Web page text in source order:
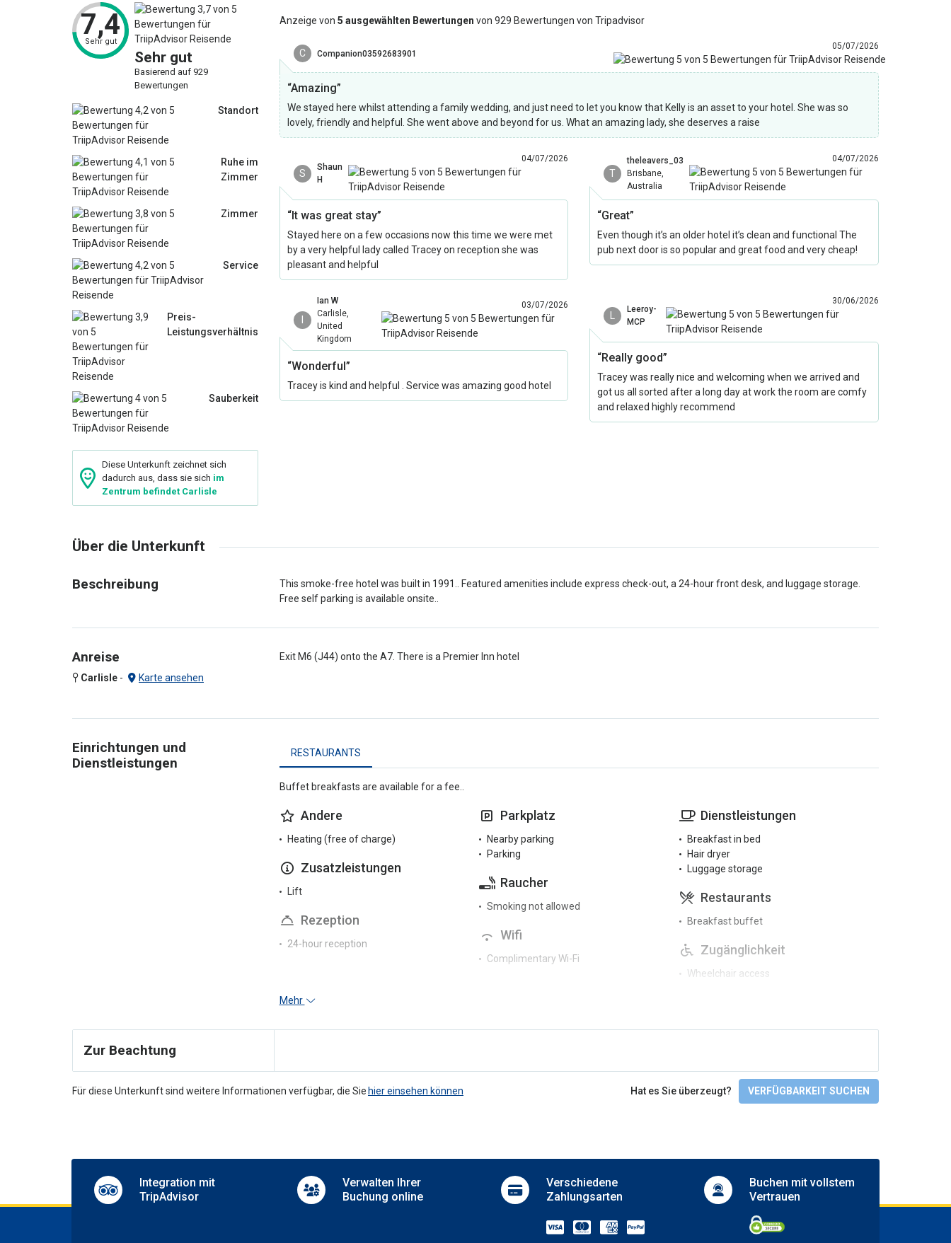
7,4
Sehr gut
Sehr gut
Basierend auf 929
Bewertungen
Standort
Ruhe im
Zimmer
Zimmer
Service
Preis-
Leistungsverhältnis
Sauberkeit
Diese Unterkunft zeichnet sich
dadurch aus, dass sie sich im
Zentrum befindet Carlisle
Anzeige von 5 ausgewählten Bewertungen von 929 Bewertungen von Tripadvisor
C Companion03592683901
05/07/2026
“Amazing”
We stayed here whilst attending a family wedding, and just need to let you know that Kelly is an asset to your hotel. She was so
lovely, friendly and helpful. She went above and beyond for us. What an amazing lady, she deserves a raise
S
Shaun
H
04/07/2026
“It was great stay”
Stayed here on a few occasions now this time we were met
by a very helpful lady called Tracey on reception she was
pleasant and helpful
T
theleavers_03
Brisbane,
Australia
04/07/2026
“Great”
Even though it’s an older hotel it’s clean and functional The
pub next door is so popular and great food and very cheap!
I
Ian W
Carlisle,
United
Kingdom
03/07/2026
“Wonderful”
Tracey is kind and helpful . Service was amazing good hotel
L
Leeroy-
MCP
30/06/2026
“Really good”
Tracey was really nice and welcoming when we arrived and
got us all sorted after a long day at work the room are comfy
and relaxed highly recommend
Über die Unterkunft
Beschreibung
This smoke-free hotel was built in 1991.. Featured amenities include express check-out, a 24-hour front desk, and luggage storage.
Free self parking is available onsite..
Anreise
Carlisle - Karte ansehen
Exit M6 (J44) onto the A7. There is a Premier Inn hotel
Einrichtungen und
Dienstleistungen
RESTAURANTS
Buffet breakfasts are available for a fee..
Andere
Heating (free of charge)
Zusatzleistungen
Lift
Rezeption
24-hour reception
Parkplatz
Nearby parking
Parking
Raucher
Smoking not allowed
Wifi
Complimentary Wi-Fi
Dienstleistungen
Breakfast in bed
Hair dryer
Luggage storage
Restaurants
Breakfast buffet
Zugänglichkeit
Wheelchair access
Mehr
Zur Beachtung
Für diese Unterkunft sind weitere Informationen verfügbar, die Sie hier einsehen können Hat es Sie überzeugt? VERFÜGBARKEIT SUCHEN
Integration mit
TripAdvisor
Verwalten Ihrer
Buchung online
Verschiedene
Zahlungsarten
Buchen mitvollstem
Vertrauen